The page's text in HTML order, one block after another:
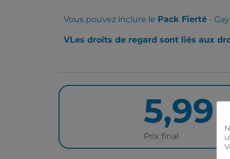
Vous pouvez inclure le Pack Fierté -
VLes droits de regard sont liés aux
5,99 €/
Prix final